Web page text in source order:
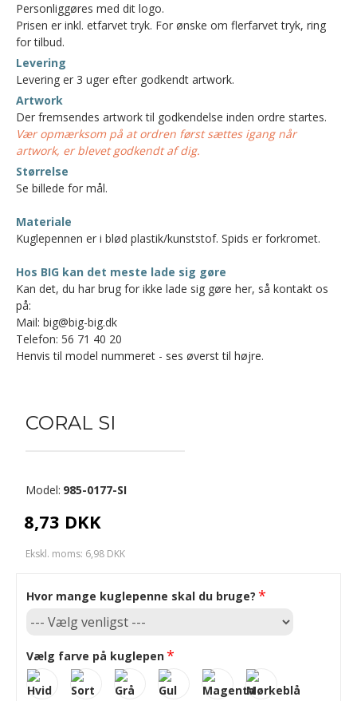
Personliggøres med dit logo.
Prisen er inkl. etfarvet tryk. For ønske om flerfarvet tryk, ring
for tilbud.
Levering
Levering er 3 uger efter godkendt artwork.
Artwork
Der fremsendes artwork til godkendelse inden ordre startes.
Vær opmærksom på at ordren først sættes igang når
artwork, er blevet godkendt af dig.
Størrelse
Se billede for mål.
Materiale
Kuglepennen er i blød plastik/kunststof. Spids er forkromet.
Hos BIG kan det meste lade sig gøre
Kan det, du har brug for ikke lade sig gøre her, så kontakt os
på:
Mail: big@big-big.dk
Telefon: 56 71 40 20
Henvis til model nummeret - ses øverst til højre.
CORAL SI
8,73 DKK
Ekskl. moms: 6,98 DKK
Model: 985-0177-SI
Hvor mange kuglepenne skal du bruge?
Vælg farve på kuglepen